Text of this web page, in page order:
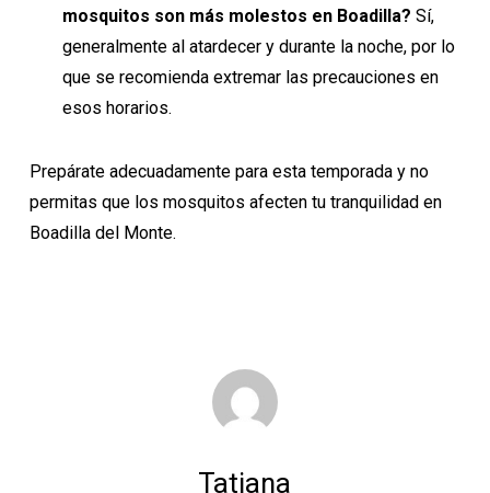
mosquitos son más molestos en Boadilla? Sí,
generalmente al atardecer y durante la noche, por lo
que se recomienda extremar las precauciones en
esos horarios.
Prepárate adecuadamente para esta temporada y no
permitas que los mosquitos afecten tu tranquilidad en
Boadilla del Monte.
Tatiana